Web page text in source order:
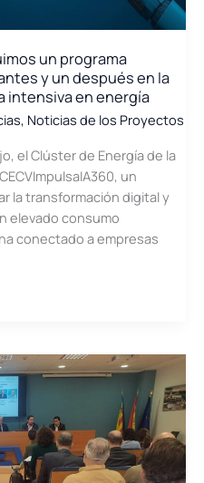
un programa
y un después en la
intensiva en energía
, Noticias de los Proyectos
el Clúster de Energía de la
un
la transformación digital y
elevado consumo
conectado a empresas